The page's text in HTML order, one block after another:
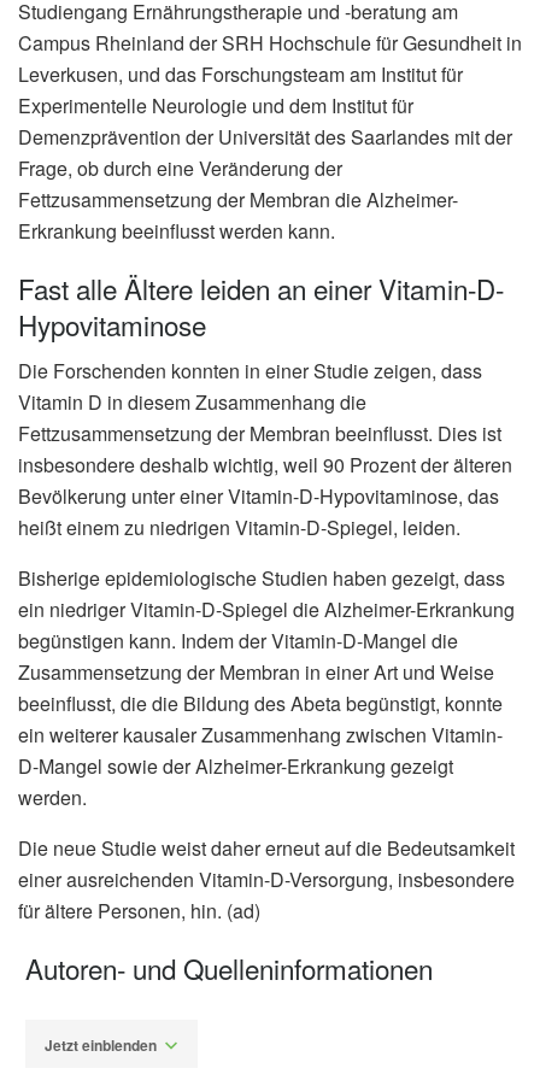
Studiengang Ernährungstherapie und -beratung am
Campus Rheinland der SRH Hochschule für Gesundheit in
Leverkusen, und das Forschungsteam am Institut für
Experimentelle Neurologie und dem Institut für
Demenzprävention der Universität des Saarlandes mit der
Frage, ob durch eine Veränderung der
Fettzusammensetzung der Membran die Alzheimer-
Erkrankung beeinflusst werden kann.
Fast alle Ältere leiden an einer Vitamin-D-
Hypovitaminose
Die Forschenden konnten in einer Studie zeigen, dass
Vitamin D in diesem Zusammenhang die
Fettzusammensetzung der Membran beeinflusst. Dies ist
insbesondere deshalb wichtig, weil 90 Prozent der älteren
Bevölkerung unter einer Vitamin-D-Hypovitaminose, das
heißt einem zu niedrigen Vitamin-D-Spiegel, leiden.
Bisherige epidemiologische Studien haben gezeigt, dass
ein niedriger Vitamin-D-Spiegel die Alzheimer-Erkrankung
begünstigen kann. Indem der Vitamin-D-Mangel die
Zusammensetzung der Membran in einer Art und Weise
beeinflusst, die die Bildung des Abeta begünstigt, konnte
ein weiterer kausaler Zusammenhang zwischen Vitamin-
D-Mangel sowie der Alzheimer-Erkrankung gezeigt
werden.
Die neue Studie weist daher erneut auf die Bedeutsamkeit
einer ausreichenden Vitamin-D-Versorgung, insbesondere
für ältere Personen, hin. (ad)
Autoren- und Quelleninformationen
Jetzt einblenden